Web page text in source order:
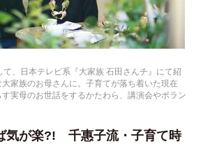
、日本テレビ系『大家族 石田さんチ』にて紹
家族のお母さんに。子育てが落ち着いた現在
実母のお世話をするかたわら、講演会やボラン
気が楽?! 千惠子流・子育て時